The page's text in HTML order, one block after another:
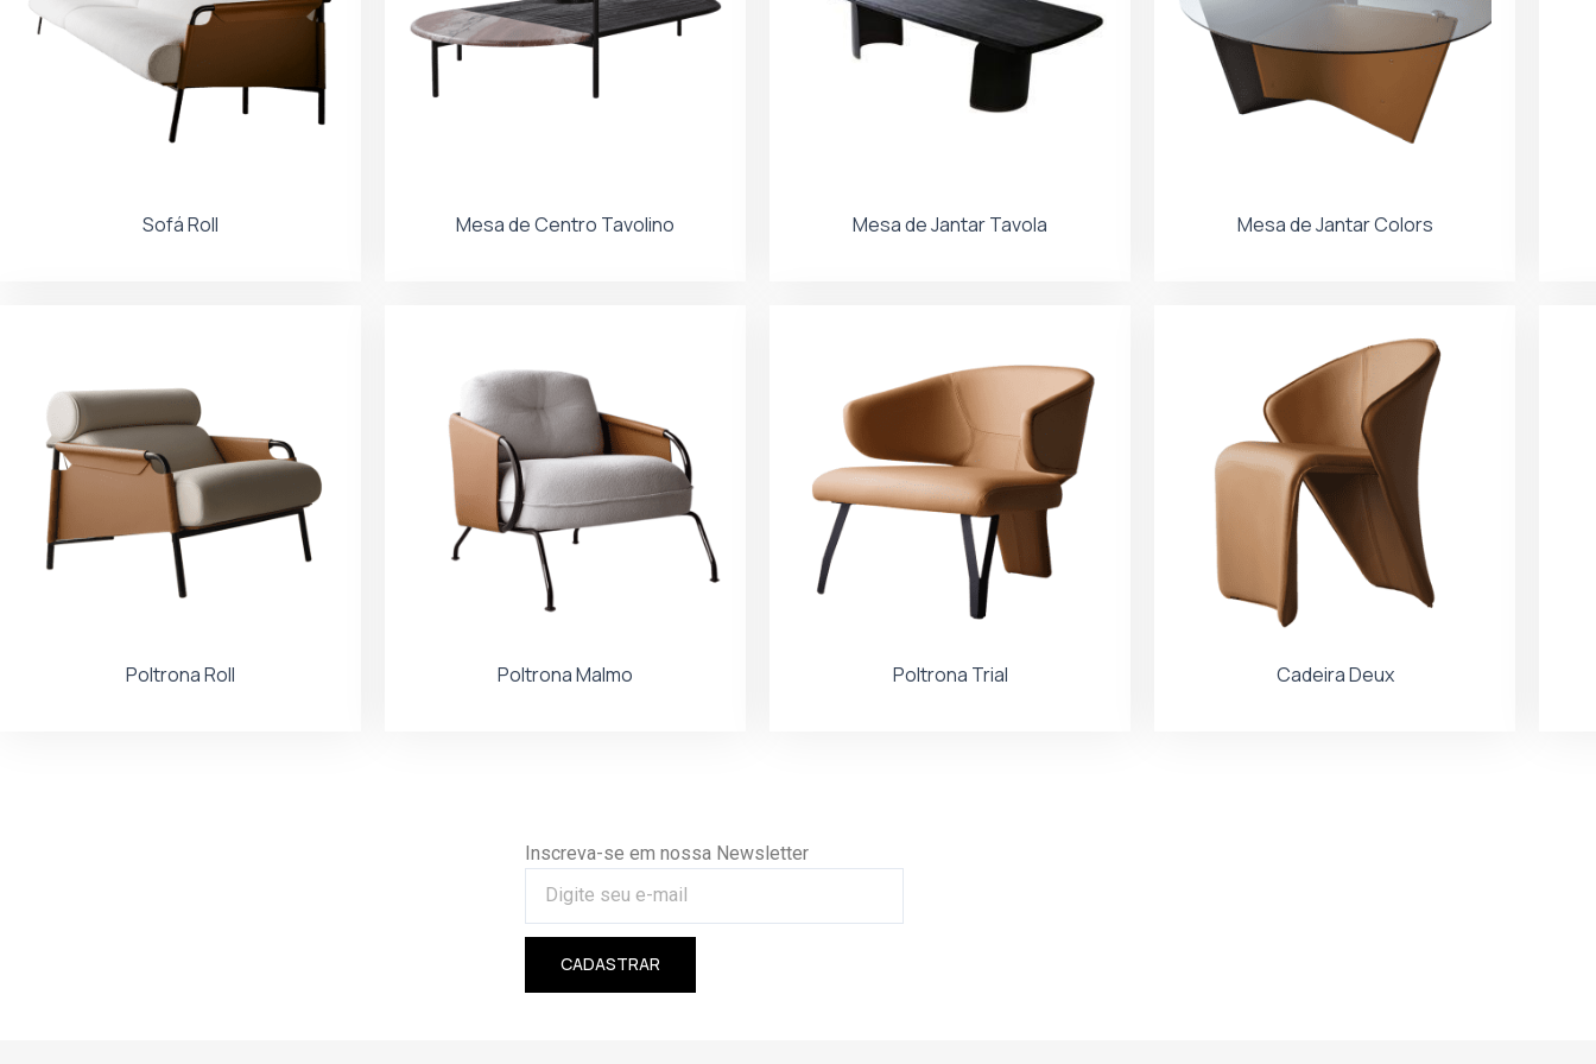
Sofá Roll Mesa de Centro Tavolino Mesa de Jantar Tavola Mesa de Jantar Colors
Poltrona Roll Poltrona Malmo Poltrona Trial Cadeira Deux
Inscreva-se em nossa Newsletter
CADASTRAR